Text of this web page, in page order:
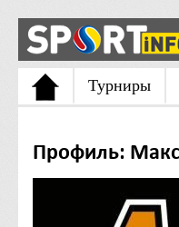
Турниры
Профиль: